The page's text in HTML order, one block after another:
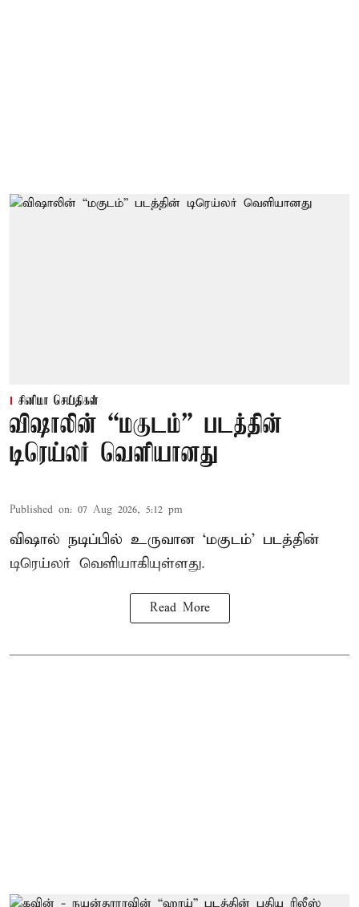
சினிமா செய்திகள்
விஷாலின் “மகுடம்” படத்தின்
டிரெய்லர் வெளியானது
Published on: 07 Aug 2026, 5:12 pm
விஷால் நடிப்பில் உருவான ‘மகுடம்’ படத்தின்
டிரெய்லர் வெளியாகியுள்ளது.
Read More